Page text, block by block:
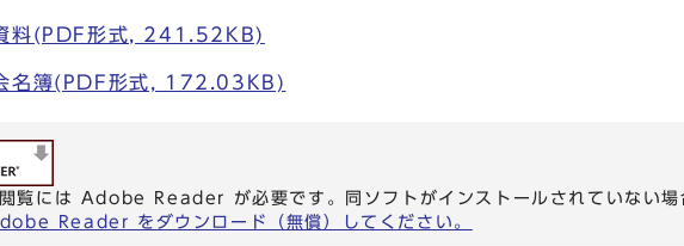
料(PDF形式, 241.52KB)
名簿(PDF形式, 172.03KB)
覧には Adobe Reader が必要です。同ソフトがインストールされていない場
Reader をダウンロード（無償）してください。